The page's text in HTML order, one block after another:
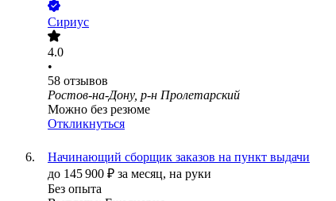
Сириус
4.0
•
58 отзывов
Ростов-на-Дону, р-н Пролетарский
Можно без резюме
Откликнуться
Начинающий сборщик заказов на пункт выдачи
до 145 900 ₽ за месяц, на руки
Без опыта